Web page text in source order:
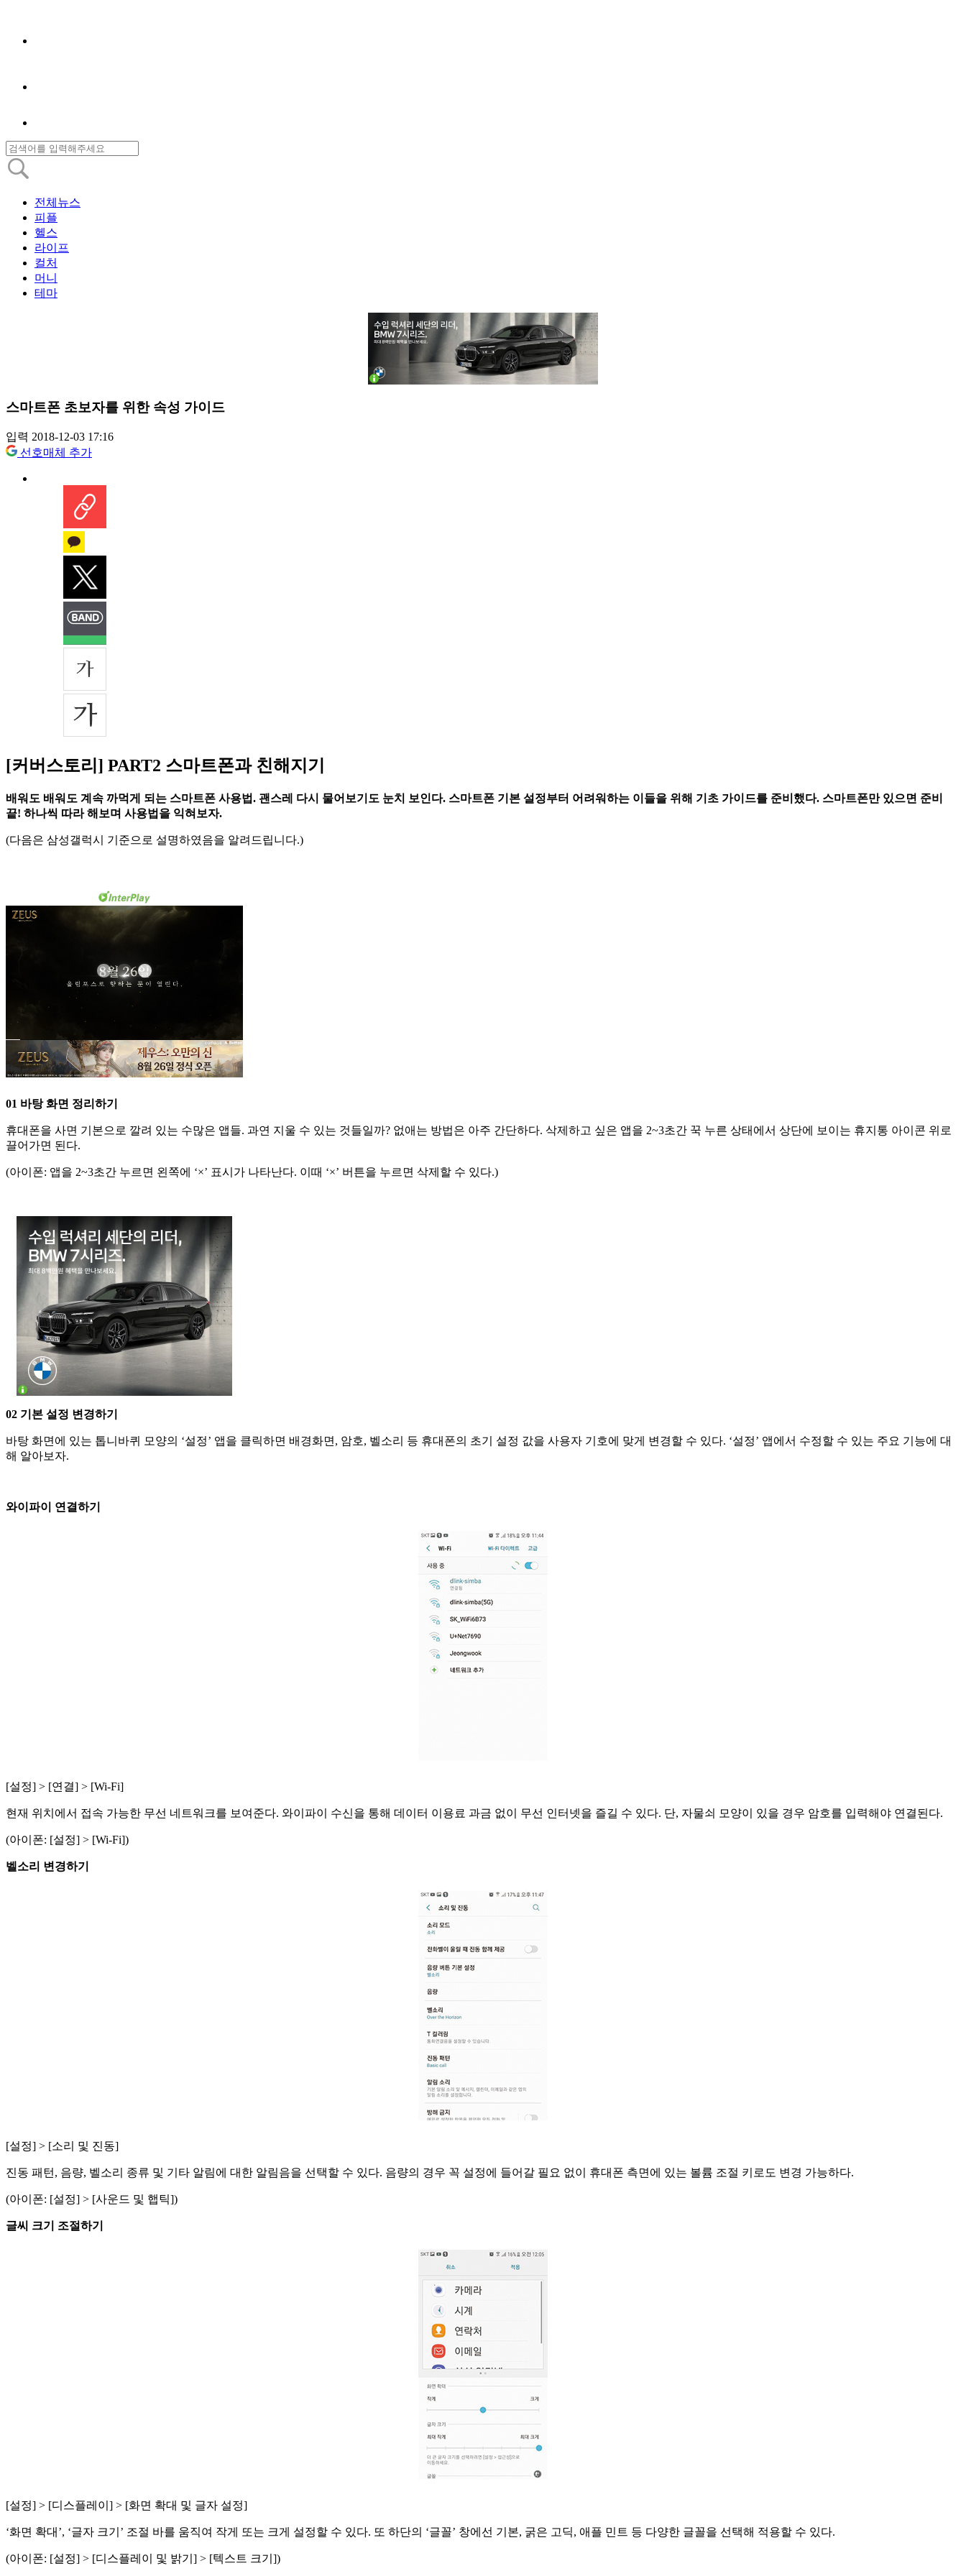
전체뉴스
피플
헬스
라이프
컬처
머니
테마
스마트폰 초보자를 위한 속성 가이드
입력 2018-12-03 17:16
선호매체 추가
[커버스토리] PART2 스마트폰과 친해지기
배워도 배워도 계속 까먹게 되는 스마트폰 사용법. 괜스레 다시 물어보기도 눈치 보인다. 스마트폰 기본 설정부터 어려워하는 이들을 위해 기초 가이드를 준비했다. 스마트폰만 있으면 준비
끝! 하나씩 따라 해보며 사용법을 익혀보자.
(다음은 삼성갤럭시 기준으로 설명하였음을 알려드립니다.)
01 바탕 화면 정리하기
휴대폰을 사면 기본으로 깔려 있는 수많은 앱들. 과연 지울 수 있는 것들일까? 없애는 방법은 아주 간단하다. 삭제하고 싶은 앱을 2~3초간 꾹 누른 상태에서 상단에 보이는 휴지통 아이콘 위로
끌어가면 된다.
(아이폰: 앱을 2~3초간 누르면 왼쪽에 ‘×’ 표시가 나타난다. 이때 ‘×’ 버튼을 누르면 삭제할 수 있다.)
02 기본 설정 변경하기
바탕 화면에 있는 톱니바퀴 모양의 ‘설정’ 앱을 클릭하면 배경화면, 암호, 벨소리 등 휴대폰의 초기 설정 값을 사용자 기호에 맞게 변경할 수 있다. ‘설정’ 앱에서 수정할 수 있는 주요 기능에 대
해 알아보자.
와이파이 연결하기
[설정] > [연결] > [Wi-Fi]
현재 위치에서 접속 가능한 무선 네트워크를 보여준다. 와이파이 수신을 통해 데이터 이용료 과금 없이 무선 인터넷을 즐길 수 있다. 단, 자물쇠 모양이 있을 경우 암호를 입력해야 연결된다.
(아이폰: [설정] > [Wi-Fi])
벨소리 변경하기
[설정] > [소리 및 진동]
진동 패턴, 음량, 벨소리 종류 및 기타 알림에 대한 알림음을 선택할 수 있다. 음량의 경우 꼭 설정에 들어갈 필요 없이 휴대폰 측면에 있는 볼륨 조절 키로도 변경 가능하다.
(아이폰: [설정] > [사운드 및 햅틱])
글씨 크기 조절하기
[설정] > [디스플레이] > [화면 확대 및 글자 설정]
‘화면 확대’, ‘글자 크기’ 조절 바를 움직여 작게 또는 크게 설정할 수 있다. 또 하단의 ‘글꼴’ 창에선 기본, 굵은 고딕, 애플 민트 등 다양한 글꼴을 선택해 적용할 수 있다.
(아이폰: [설정] > [디스플레이 및 밝기] > [텍스트 크기])